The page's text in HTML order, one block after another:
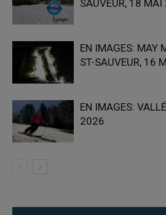
SAUVEUR, 18
EN IMAGES: MAY
ST-SAUVEUR, 16
EN IMAGES:
2026